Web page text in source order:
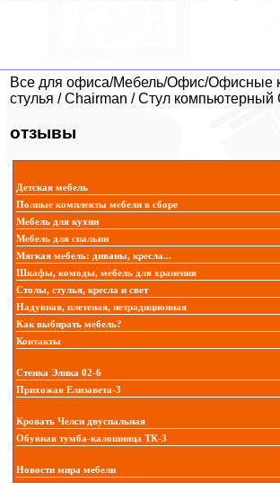
Все для офиса/Мебель/Офис/Офисные
стулья / Chairman / Стул компьютерный
отзывы
Детская мебель
Полные комплекты мебели в сборе
Мебель для кухни
Мебель для спальни
Мягкая мебель: диваны, кресла...
Шкафы, комоды, мебель для хранения
Столы, стулья, кресла и свет
Надувная, плетеная, нетрадиционная
Как выбирать мебель?
Контакты
Стенка Элика 02-6
Прихожая Елизавета-3
Кровать Челси двуспальная
Обувная тумба-калошница ТК-3
Новости мира мебели